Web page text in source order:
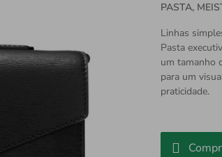
PASTA,
Linhas
Pasta
um tamanho
para um
praticidade.